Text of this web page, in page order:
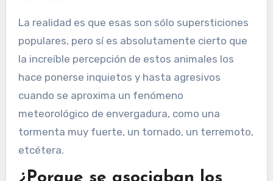
La realidad es que esas son sólo supersticiones
populares, pero sí es absolutamente cierto que
la increíble percepción de estos animales los
hace ponerse inquietos y hasta agresivos
cuando se aproxima un fenómeno
meteorológico de envergadura, como una
tormenta muy fuerte, un tornado, un terremoto,
etcétera.